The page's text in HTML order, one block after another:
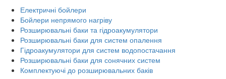
Електричні бойлери
Бойлери непрямого нагріву
Розширювальні баки та гідроакумулятори
Розширювальні баки для систем опалення
Гідроакумулятори для систем водопостачання
Розширювальні баки для сонячних систем
Комплектуючі до розширювальних баків